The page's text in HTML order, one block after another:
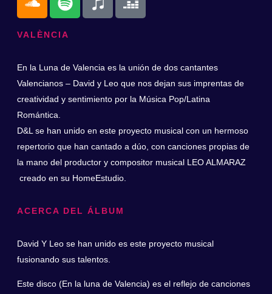
VALÈNCIA
En la Luna de Valencia es la unión de dos cantantes
Valencianos – David y Leo que nos dejan sus imprentas de
creatividad y sentimiento por la Música Pop/Latina
Romántica.
D&L se han unido en este proyecto musical con un hermoso
repertorio que han cantado a dúo, con canciones propias de
la mano del productor y compositor musical LEO ALMARAZ
creado en su HomeEstudio.
ACERCA DEL ÁLBUM
David Y Leo se han unido es este proyecto musical
fusionando sus talentos.
Este disco (En la luna de Valencia) es el reflejo de canciones